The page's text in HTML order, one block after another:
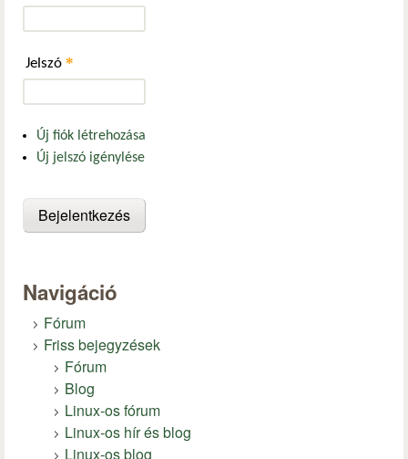
Jelszó *
Új fiók létrehozása
Új jelszó igénylése
Navigáció
Fórum
Friss bejegyzések
Fórum
Blog
Linux-os fórum
Linux-os hír és blog
Linux-os blog